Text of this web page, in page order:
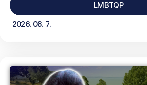
LMBTQP
2026. 08. 7.